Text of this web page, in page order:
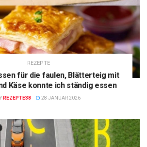
REZEPTE
für die faulen, Blätterteig mit
Käse konnte ich ständig essen
REZEPTE38 28 JANUAR 2026